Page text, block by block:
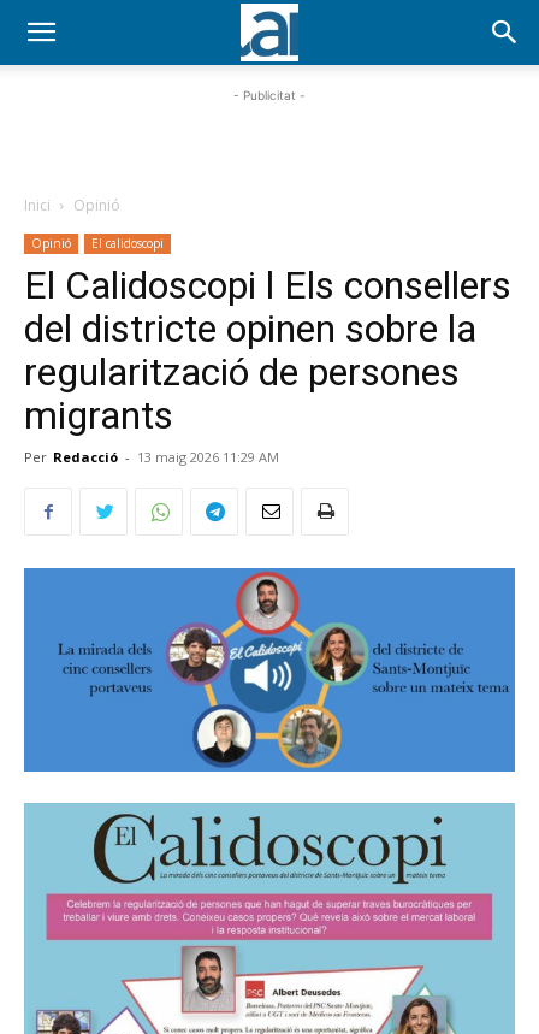
- Publicitat -
Inici Opinió
Opinió El calidoscopi
El Calidoscopi l Els consellers
del districte opinen sobre la
regularització de persones
migrants
Per Redacció - 13 maig 2026 11:29 AM